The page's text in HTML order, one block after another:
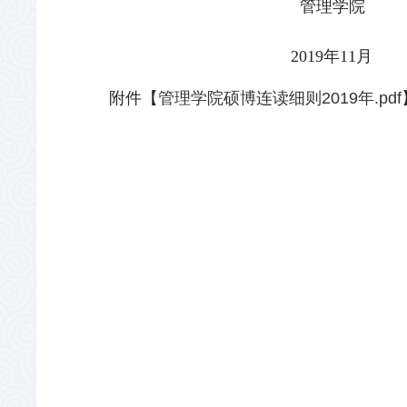
管理学院
2019年11月
附件【管理学院硕博连读细则2019年.pdf